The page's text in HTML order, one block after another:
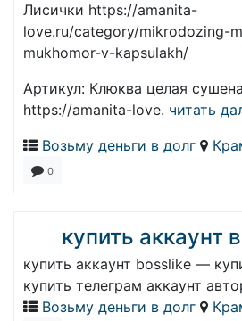
Лисички https://amanita-
love.ru/category/mikrodozing-
mukhomor-v-kapsulakh/
Артикул: Клюква целая
https://amanita-love. читать
Возьму деньги в долг
0
купить аккаунт
купить аккаунт bosslike —
купить телеграм аккаунт
Возьму деньги в долг